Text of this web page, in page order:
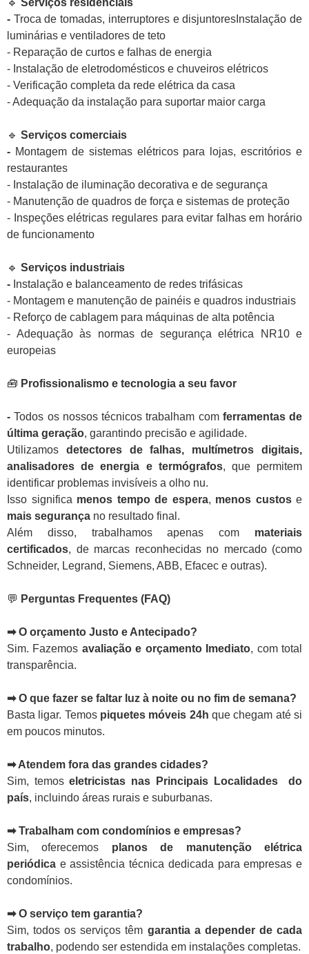
🔹 Serviços residenciais
- Troca de tomadas, interruptores e disjuntoresInstalação de
luminárias e ventiladores de teto
- Reparação de curtos e falhas de energia
- Instalação de eletrodomésticos e chuveiros elétricos
- Verificação completa da rede elétrica da casa
- Adequação da instalação para suportar maior carga
🔹 Serviços comerciais
- Montagem de sistemas elétricos para lojas, escritórios e
restaurantes
- Instalação de iluminação decorativa e de segurança
- Manutenção de quadros de força e sistemas de proteção
- Inspeções elétricas regulares para evitar falhas em horário
de funcionamento
🔹 Serviços industriais
- Instalação e balanceamento de redes trifásicas
- Montagem e manutenção de painéis e quadros industriais
- Reforço de cablagem para máquinas de alta potência
- Adequação às normas de segurança elétrica NR10 e
europeias
🧰 Profissionalismo e tecnologia a seu favor
-Todos os nossos técnicos trabalham com ferramentas de
última geração, garantindo precisão e agilidade.
Utilizamos detectores de falhas, multímetros digitais,
analisadores de energia e termógrafos, que permitem
identificar problemas invisíveis a olho nu.
Isso significa menos tempo de espera, menos custose
mais segurança no resultado final.
Além disso, trabalhamos apenas com materiais
certificados, de marcas reconhecidas no mercado (como
Schneider, Legrand, Siemens, ABB, Efacec e outras).
💬 Perguntas Frequentes (FAQ)
➡ O orçamento Justo e Antecipado?
Sim. Fazemos avaliação e orçamento Imediato, com total
transparência.
➡ O que fazer se faltar luz à noite ou no fim de semana?
Basta ligar. Temos piquetes móveis 24h que chegam até si
em poucos minutos.
➡ Atendem fora das grandes cidades?
Sim, temoseletricistas nas Principais Localidades do
país, incluindo áreas rurais e suburbanas.
➡ Trabalham com condomínios e empresas?
Sim, oferecemos planos de manutenção elétrica
periódica e assistência técnica dedicada para empresas e
condomínios.
➡ O serviço tem garantia?
Sim, todos os serviços têm garantia a depender de cada
trabalho, podendo ser estendida em instalações completas.